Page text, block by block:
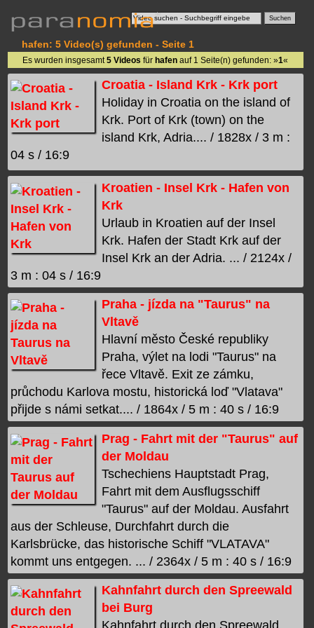
hafen: 5 Video(s) gefunden - Seite 1
Es wurden insgesamt5 Videos fürhafen auf 1 Seite(n) gefunden: »1«
Croatia - Island Krk - Krk port
Holiday in Croatia on the island of
Krk. Port of Krk (town) on the
island Krk, Adria.... / 1828x / 3 m :
04 s / 16:9
Kroatien - Insel Krk - Hafen von
Krk
Urlaub in Kroatien auf der Insel
Krk. Hafen der Stadt Krk auf der
Insel Krk an der Adria. ... / 2124x /
3 m : 04 s / 16:9
Praha - jízda na "Taurus" na
Vltavě
Hlavní město České republiky
Praha, výlet na lodi "Taurus" na
řece Vltavě. Exit ze zámku,
průchodu Karlova mostu, historická loď "Vlatava"
přijde s námi setkat.... / 1864x / 5 m : 40 s / 16:9
Prag - Fahrt mit der "Taurus" auf
der Moldau
Tschechiens Hauptstadt Prag,
Fahrt mit dem Ausflugsschiff
"Taurus" auf der Moldau. Ausfahrt
aus der Schleuse, Durchfahrt durch die
Karlsbrücke, das historische Schiff "VLATAVA"
kommt uns entgegen. ... / 2364x / 5 m : 40 s / 16:9
Kahnfahrt durch den Spreewald
bei Burg